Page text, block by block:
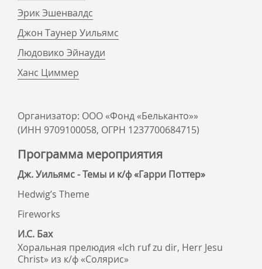
Эрик Эшенвалдс
Джон Таунер Уильямс
Людовико Эйнауди
Ханс Циммер
Организатор: ООО «Фонд «Бельканто»»
(ИНН 9709100058, ОГРН 1237700684715)
Программа мероприятия
Дж. Уильямс - Темы и к/ф «Гарри Поттер»
Hedwig’s Theme
Fireworks
И.С. Бах
Хоральная прелюдия «Ich ruf zu dir, Herr Jesu
Christ» из к/ф «Солярис»